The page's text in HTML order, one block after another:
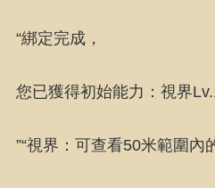
“綁定完成，
您已獲得初始能力：視界
”“視界：可查看50米範圍內